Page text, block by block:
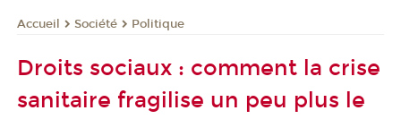
Accueil Société Politique
Droits sociaux : comment la crise
sanitaire fragilise un peu plus le